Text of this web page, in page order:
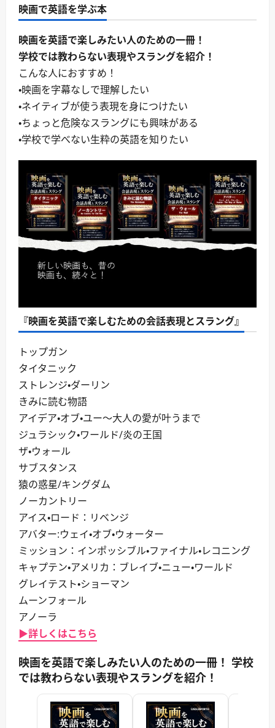
映画で英語を学ぶ本
映画を英語で楽しみたい人のための一冊！
学校では教わらない表現やスラングを紹介！
こんな人におすすめ！
・映画を字幕なしで理解したい
・ネイティブが使う表現を身につけたい
・ちょっと危険なスラングにも興味がある
・学校で学べない生粋の英語を知りたい
『映画を英語で楽しむための会話表現とスラング』
トップガン
タイタニック
ストレンジ・ダーリン
きみに読む物語
アイデア・オブ・ユー～大人の愛が叶うまで
ジュラシック・ワールド/炎の王国
ザ・ウォール
サブスタンス
猿の惑星/キングダム
ノーカントリー
アイス・ロード：リベンジ
アバター:ウェイ・オブ・ウォーター
ミッション：インポッシブル・ファイナル・レコニング
キャプテン・アメリカ：ブレイブ・ニュー・ワールド
グレイテスト・ショーマン
ムーンフォール
アノーラ
▶詳しくはこちら
映画を英語で楽しみたい人のための一冊！ 学校
では教わらない表現やスラングを紹介！